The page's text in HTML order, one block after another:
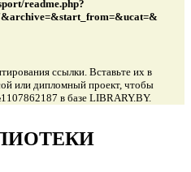
readme.php?
ссылки. Вставьте их в
или дипломный проект, чтобы
в базе LIBRARY.BY.